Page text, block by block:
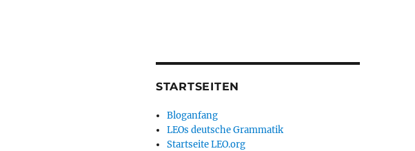
STARTSEITEN
Bloganfang
LEOs deutsche Grammatik
Startseite LEO.org